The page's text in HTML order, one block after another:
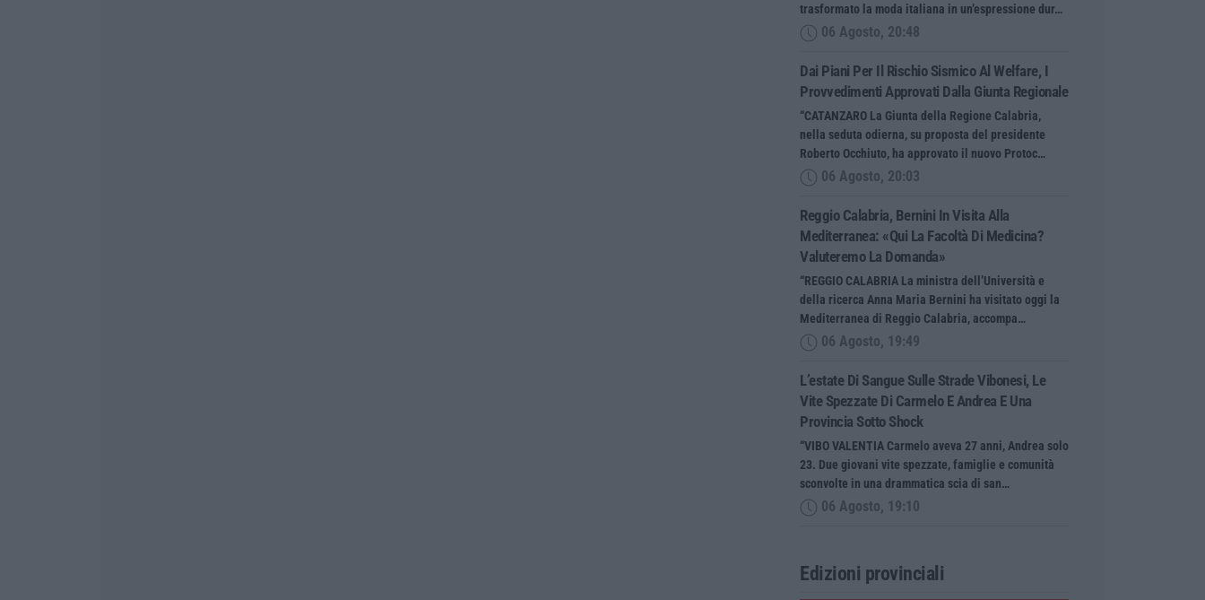
trasformato la moda italiana in un’espressione dur…
06 Agosto, 20:48
Dai Piani Per Il Rischio Sismico Al Welfare, I
Provvedimenti Approvati Dalla Giunta Regionale
“CATANZARO La Giunta della Regione Calabria,
nella seduta odierna, su proposta del presidente
Roberto Occhiuto, ha approvato il nuovo Protoc…
06 Agosto, 20:03
Reggio Calabria, Bernini In Visita Alla
Mediterranea: «Qui La Facoltà Di Medicina?
Valuteremo La Domanda»
“REGGIO CALABRIA La ministra dell’Università e
della ricerca Anna Maria Bernini ha visitato oggi la
Mediterranea di Reggio Calabria, accompa…
06 Agosto, 19:49
L’estate Di Sangue Sulle Strade Vibonesi, Le
Vite Spezzate Di Carmelo E Andrea E Una
Provincia Sotto Shock
“VIBO VALENTIA Carmelo aveva 27 anni, Andrea solo
23. Due giovani vite spezzate, famiglie e comunità
sconvolte in una drammatica scia di san…
06 Agosto, 19:10
Edizioni provinciali